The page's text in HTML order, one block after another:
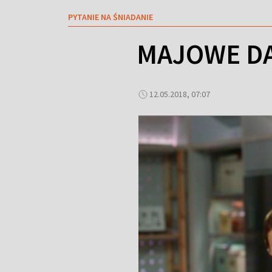
PYTANIE NA ŚNIADANIE
MAJOWE
12.05.2018, 07:07